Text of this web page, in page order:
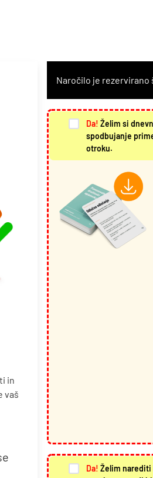
in
vaš
Naročilo je rezervirano
Da! Želim si
spodbujanje
otroku.
Da! Želim narediti